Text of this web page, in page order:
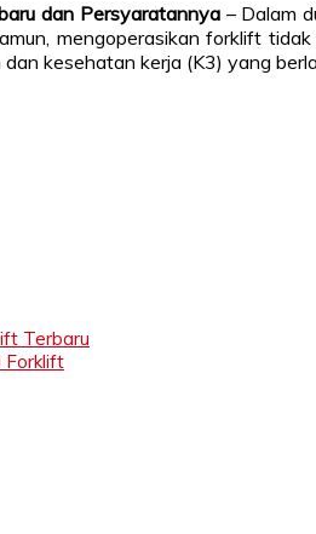
dan Persyaratannya– Dalam
mengoperasikan forklift
kesehatan kerja (K3) yang
Terbaru
Forklift